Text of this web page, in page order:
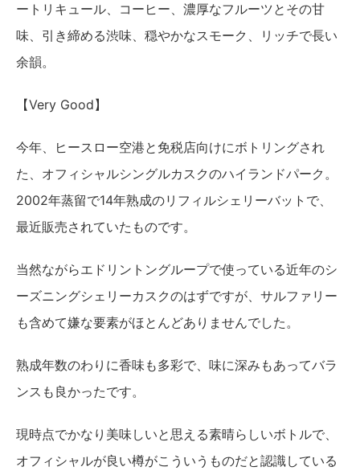
ートリキュール、コーヒー、濃厚なフルーツとその甘
味、引き締める渋味、穏やかなスモーク、リッチで長い
余韻。
【Very Good】
今年、ヒースロー空港と免税店向けにボトリングされ
た、オフィシャルシングルカスクのハイランドパーク。
2002年蒸留で14年熟成のリフィルシェリーバットで、
最近販売されていたものです。
当然ながらエドリントングループで使っている近年のシ
ーズニングシェリーカスクのはずですが、サルファリー
も含めて嫌な要素がほとんどありませんでした。
熟成年数のわりに香味も多彩で、味に深みもあってバラ
ンスも良かったです。
現時点でかなり美味しいと思える素晴らしいボトルで、
オフィシャルが良い樽がこういうものだと認識している